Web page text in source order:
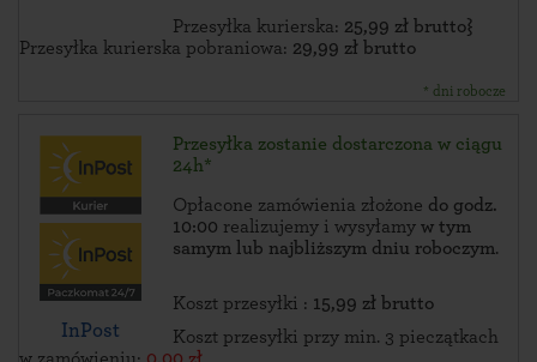
Przesyłka kurierska: 25,99 zł brutto}
Przesyłka kurierska pobraniowa: 29,99 zł brutto
* dni robocze
InPost
Przesyłka zostanie dostarczona w ciągu
24h*
Opłacone zamówienia złożone do godz.
10:00 realizujemy i wysyłamy w tym
samym lub najbliższym dniu roboczym.
Koszt przesyłki : 15,99 zł brutto
Koszt przesyłki przy min. 3 pieczątkach